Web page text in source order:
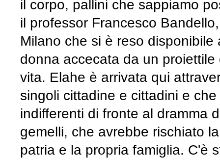
il corpo, pallini che sappiamo
il professor Francesco
Milano che si è reso
donna accecata da un
vita. Elahe è arrivata qui
singoli cittadine e cittadini e
indifferenti di fronte al dramma
gemelli, che avrebbe rischiato
patria e la propria famiglia. C'è